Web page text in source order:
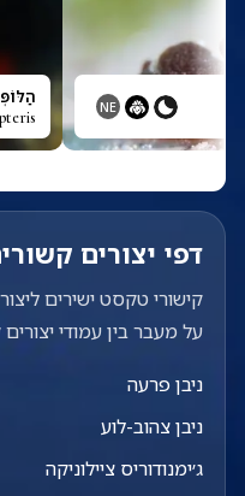
NE
דפי יצורים
קישורי טקסט ישירים
על מעבר בין עמודי
ניבן פרעה
ניבן צהוב-לוע
ג׳ימנודוריס ציילוניקה